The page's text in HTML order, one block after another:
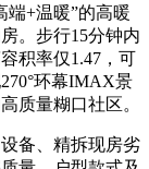
端+温暖”的高暖
。步行15分钟内
积率仅1.47，可
环幕IMAX景
质量糊口社区。
备、精拆现房劣